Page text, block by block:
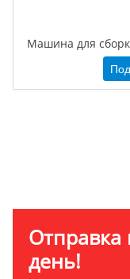
Машина для
Отправка
день!